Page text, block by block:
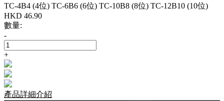
TC-4B4 (4位) TC-6B6 (6位) TC-10B8 (8位) TC-12B10 (10位)
HKD 46.90
數量:
-
+
產品詳細介紹